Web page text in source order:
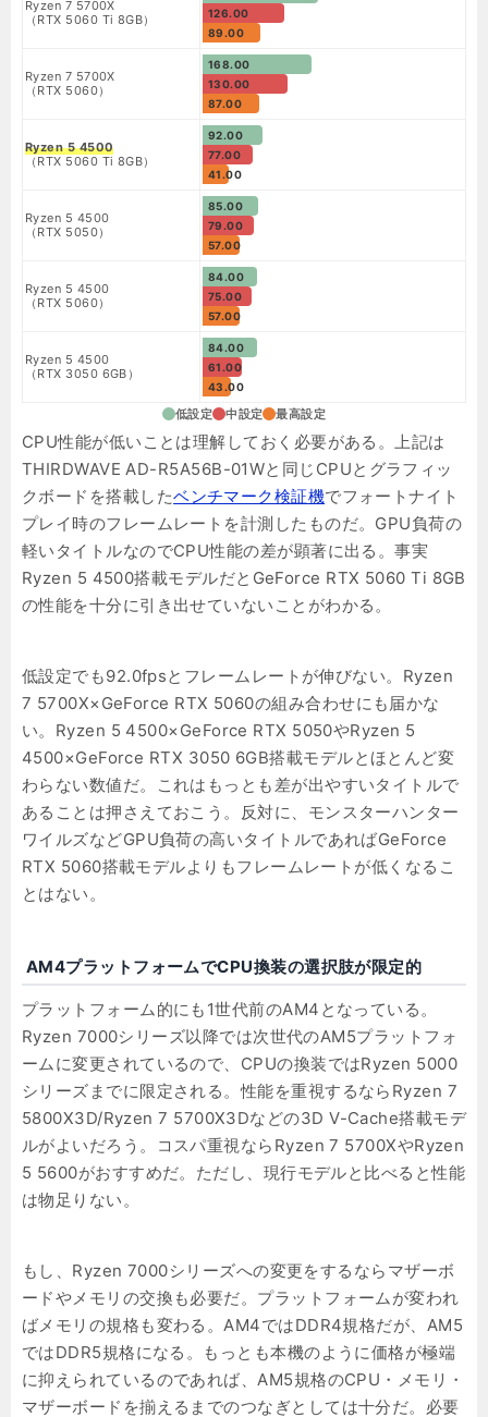
Ryzen 7 5700X
（RTX 5060 Ti 8GB）
126.00
89.00
Ryzen 7 5700X
（RTX 5060）
168.00
130.00
87.00
Ryzen 5 4500
（RTX 5060 Ti 8GB）
92.00
77.00
41.00
Ryzen 5 4500
（RTX 5050）
85.00
79.00
57.00
Ryzen 5 4500
（RTX 5060）
84.00
75.00
57.00
Ryzen 5 4500
（RTX 3050 6GB）
84.00
61.00
43.00
低設定 中設定 最高設定
CPU性能が低いことは理解しておく必要がある。上記は
THIRDWAVE AD-R5A56B-01Wと同じCPUとグラフィッ
クボードを搭載したベンチマーク検証機でフォートナイト
プレイ時のフレームレートを計測したものだ。GPU負荷の
軽いタイトルなのでCPU性能の差が顕著に出る。事実
Ryzen 5 4500搭載モデルだとGeForce RTX 5060 Ti 8GB
の性能を十分に引き出せていないことがわかる。
低設定でも92.0fpsとフレームレートが伸びない。Ryzen
7 5700X×GeForce RTX 5060の組み合わせにも届かな
い。Ryzen 5 4500×GeForce RTX 5050やRyzen 5
4500×GeForce RTX 3050 6GB搭載モデルとほとんど変
わらない数値だ。これはもっとも差が出やすいタイトルで
あることは押さえておこう。反対に、モンスターハンター
ワイルズなどGPU負荷の高いタイトルであればGeForce
RTX 5060搭載モデルよりもフレームレートが低くなるこ
とはない。
AM4プラットフォームでCPU換装の選択肢が限定的
プラットフォーム的にも1世代前のAM4となっている。
Ryzen 7000シリーズ以降では次世代のAM5プラットフォ
ームに変更されているので、CPUの換装ではRyzen 5000
シリーズまでに限定される。性能を重視するならRyzen 7
5800X3D/Ryzen 7 5700X3Dなどの3D V-Cache搭載モデ
ルがよいだろう。コスパ重視ならRyzen 7 5700XやRyzen
5 5600がおすすめだ。ただし、現行モデルと比べると性能
は物足りない。
もし、Ryzen 7000シリーズへの変更をするならマザーボ
ードやメモリの交換も必要だ。プラットフォームが変われ
ばメモリの規格も変わる。AM4ではDDR4規格だが、AM5
ではDDR5規格になる。もっとも本機のように価格が極端
に抑えられているのであれば、AM5規格のCPU・メモリ・
マザーボードを揃えるまでのつなぎとしては十分だ。必要